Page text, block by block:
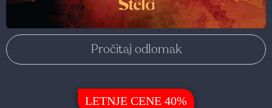
Pročitaj odlomak
LETNJE CENE 40%